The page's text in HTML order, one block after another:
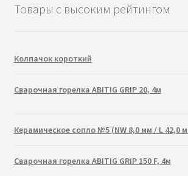
Товары с высоким рейтингом
Колпачок короткий
Сварочная горелка ABITIG GRIP 20, 4м
Керамическое сопло №5 (NW 8,0 мм / L 42,0
Сварочная горелка ABITIG GRIP 150 F, 4м